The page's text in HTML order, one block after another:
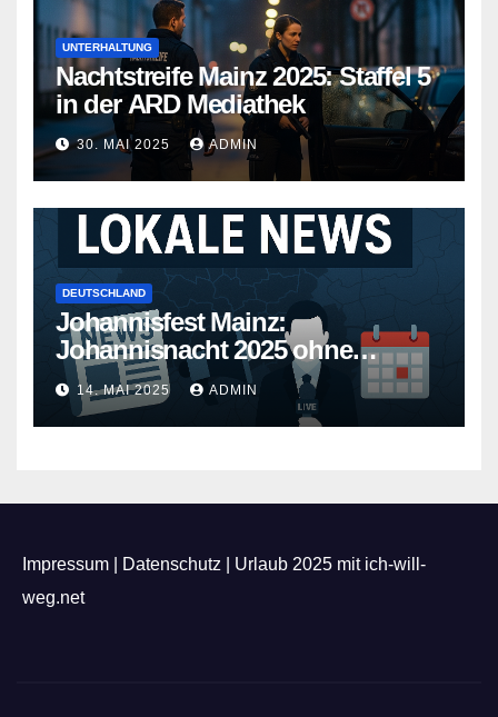
UNTERHALTUNG
Nachtstreife Mainz 2025: Staffel 5
in der ARD Mediathek
30. MAI 2025 ADMIN
DEUTSCHLAND
Johannisfest Mainz:
Johannisnacht 2025 ohne
Feuerwerk
14. MAI 2025 ADMIN
Impressum Datenschutz
Urlaub 2025 mit ich-will-
weg.net